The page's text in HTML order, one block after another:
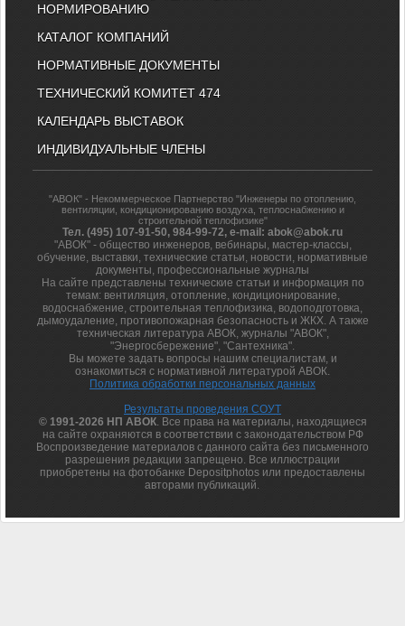
НОРМИРОВАНИЮ
КАТАЛОГ КОМПАНИЙ
НОРМАТИВНЫЕ ДОКУМЕНТЫ
ТЕХНИЧЕСКИЙ КОМИТЕТ 474
КАЛЕНДАРЬ ВЫСТАВОК
ИНДИВИДУАЛЬНЫЕ ЧЛЕНЫ
"АВОК" - Некоммерческое Партнерство "Инженеры по отоплению,
вентиляции, кондиционированию воздуха, теплоснабжению и
строительной теплофизике"
Тел. (495) 107-91-50, 984-99-72, e-mail: abok@abok.ru
"АВОК" - общество инженеров, вебинары, мастер-классы,
обучение, выставки, технические статьи, новости, нормативные
документы, профессиональные журналы
На сайте представлены технические статьи и информация по
темам: вентиляция, отопление, кондиционирование,
водоснабжение, строительная теплофизика, водоподготовка,
дымоудаление, противопожарная безопасность и ЖКХ. А также
техническая литература АВОК, журналы "АВОК",
"Энергосбережение", "Сантехника".
Вы можете задать вопросы нашим специалистам, и
ознакомиться с нормативной литературой АВОК.
Политика обработки персональных данных
Результаты проведения СОУТ
© 1991-2026 НП АВОК. Все права на материалы, находящиеся
на сайте охраняются в соответствии с законодательством РФ
Воспроизведение материалов с данного сайта без письменного
разрешения редакции запрещено. Все иллюстрации
приобретены на фотобанке Depositphotos или предоставлены
авторами публикаций.